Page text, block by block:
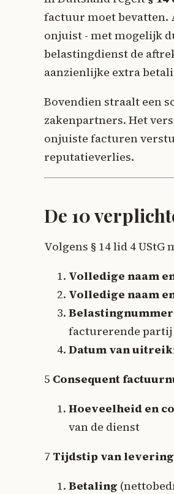
factuur moet bevatten.
onjuist - met mogelijk
belastingdienst de
aanzienlijke extra
Bovendien straalt een
zakenpartners. Het
onjuiste facturen
reputatieverlies.
De 10
Volgens § 14 lid 4
Volledige naam
Volledige naam
Belastingnummer
facturerende partij
Datum van
5 Consequent
Hoeveelheid en
van de dienst
7 Tijdstip van
Betaling